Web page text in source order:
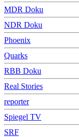
MDR Doku
NDR Doku
Phoenix
Quarks
RBB Doku
Real Stories
reporter
Spiegel TV
SRF